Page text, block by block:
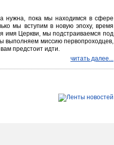
нужна, пока мы находимся в сфере
мы вступим в новую эпоху, время
имя Церкви, мы подстраиваемся под
выполняем миссию первопроходцев,
предстоит идти.
читать далее...